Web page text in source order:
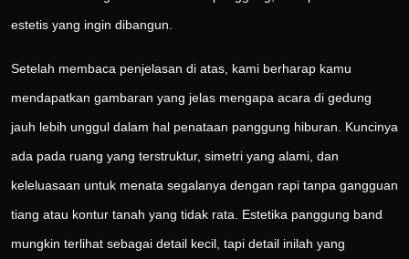
estetis yang ingin dibangun.
Setelah membaca penjelasan di atas, kami berharap kamu
mendapatkan gambaran yang jelas mengapa acara di gedung
jauh lebih unggul dalam hal penataan panggung hiburan. Kuncinya
ada pada ruang yang terstruktur, simetri yang alami, dan
keleluasaan untuk menata segalanya dengan rapi tanpa gangguan
tiang atau kontur tanah yang tidak rata. Estetika panggung band
mungkin terlihat sebagai detail kecil, tapi detail inilah yang